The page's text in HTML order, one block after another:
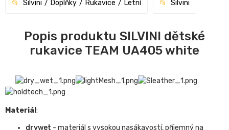
Silvini Doplňky Rukavice Letní Silvini
Popis produktu SILVINI dětské
rukavice TEAM UA405 white
Materiál:
drywet - materiál s vysokou nasákavostí, příjemný na